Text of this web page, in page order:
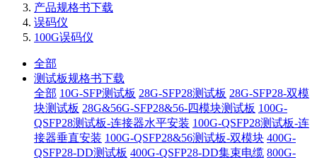
产品规格书下载
误码仪
100G误码仪
全部
测试板规格书下载
全部 10G-SFP测试板 28G-SFP28测试板 28G-SFP28-双模
块测试板 28G&56G-SFP28&56-四模块测试板 100G-
QSFP28测试板-连接器水平安装 100G-QSFP28测试板-连
接器垂直安装 100G-QSFP28&56测试板-双模块 400G-
QSFP28-DD测试板 400G-QSFP28-DD集束电缆 800G-